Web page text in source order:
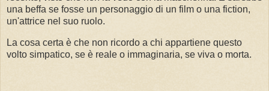
una beffa se fosse un personaggio di un film o una fiction,
un'attrice nel suo ruolo.
La cosa certa è che non ricordo a chi appartiene questo
volto simpatico, se è reale o immaginaria, se viva o morta.